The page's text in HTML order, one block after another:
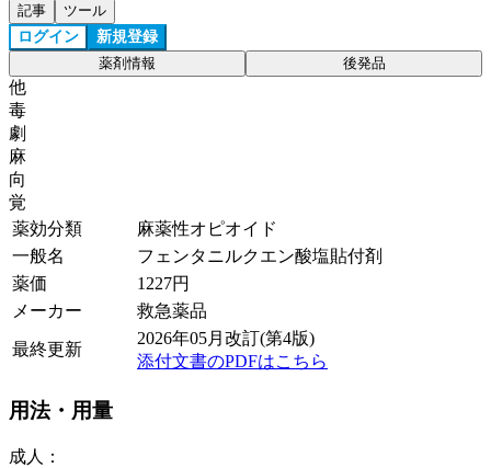
記事 ツール
ログイン 新規登録
薬剤情報 後発品
他
毒
劇
麻
向
覚
薬効分類
麻薬性オピオイド
一般名
フェンタニルクエン酸塩貼付剤
薬価
1227円
メーカー
救急薬品
最終更新
2026年05月改訂(第4版)
添付文書のPDFはこちら
用法・用量
成人：